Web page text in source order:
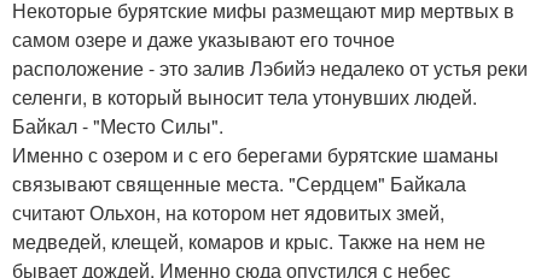
Некоторые бурятские мифы размещают мир мертвых в
самом озере и даже указывают его точное
расположение - это залив Лэбийэ недалеко от устья реки
селенги, в который выносит тела утонувших людей.
Байкал - "Место Силы".
Именно с озером и с его берегами бурятские шаманы
связывают священные места. "Сердцем" Байкала
считают Ольхон, на котором нет ядовитых змей,
медведей, клещей, комаров и крыс. Также на нем не
бывает дождей. Именно сюда опустился с небес